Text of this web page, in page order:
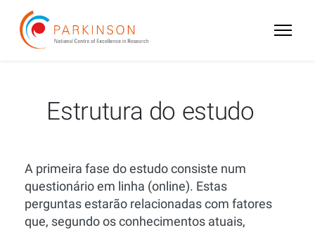
Estrutura do estudo
A primeira fase do estudo consiste num
questionário em linha (online). Estas
perguntas estarão relacionadas com fatores
que, segundo os conhecimentos atuais,